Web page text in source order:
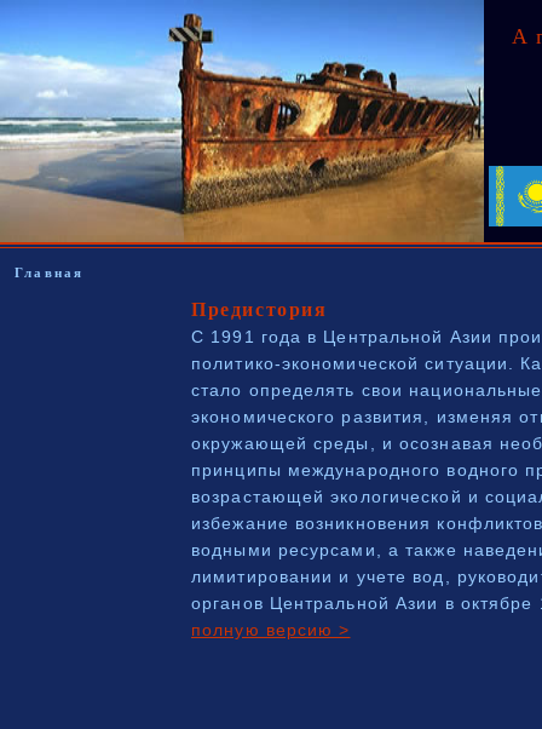
Главная
Предистория
С 1991 года в Центральной Азии
политико-экономической ситуации.
стало определять свои
экономического развития, изменяя
окружающей среды, и осознавая
принципы международного водного
возрастающей экологической и
избежание возникновения
водными ресурсами, а также
лимитировании и учете вод,
органов Центральной Азии в
полную версию >